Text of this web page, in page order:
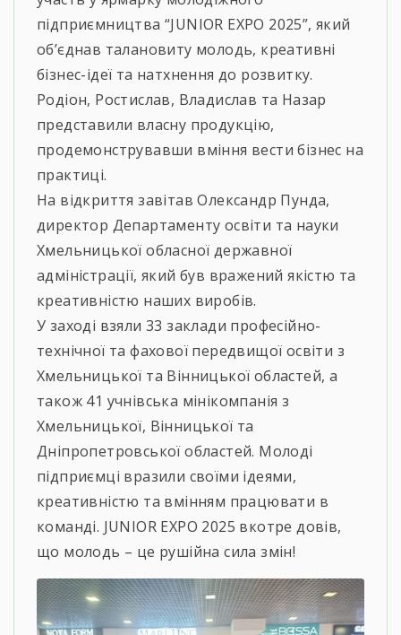
підприємництва “JUNIOR EXPO 2025”, який
об’єднав талановиту молодь, креативні
бізнес-ідеї та натхнення до розвитку.
Родіон, Ростислав, Владислав та Назар
представили власну продукцію,
продемонструвавши вміння вести бізнес на
практиці.
На відкриття завітав Олександр Пунда,
директор Департаменту освіти та науки
Хмельницької обласної державної
адміністрації, який був вражений якістю та
креативністю наших виробів.
У заході взяли 33 заклади професійно-
технічної та фахової передвищої освіти з
Хмельницької та Вінницької областей, а
також 41 учнівська мінікомпанія з
Хмельницької, Вінницької та
Дніпропетровської областей. Молоді
підприємці вразили своїми ідеями,
креативністю та вмінням працювати в
команді. JUNIOR EXPO 2025 вкотре довів,
що молодь – це рушійна сила змін!